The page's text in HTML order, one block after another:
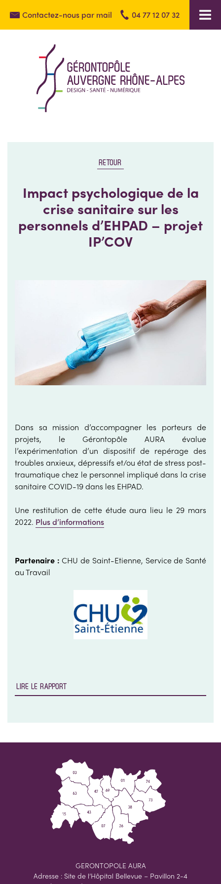
Contactez-nous par mail 04 77 12 07 32
RETOUR
Impact psychologique de la
crise sanitaire sur les
personnels d’EHPAD – projet
IP’COV
Dans sa mission d’accompagner les porteurs de
projets, le Gérontopôle AURA évalue
l’expérimentation d’un dispositif de repérage des
troubles anxieux, dépressifs et/ou état de stress post-
traumatique chez le personnel impliqué dans la crise
sanitaire COVID-19 dans les EHPAD.
Une restitution de cette étude aura lieu le 29 mars
2022. Plus d’informations
Partenaire : CHU de Saint-Etienne, Service de Santé
au Travail
LIRE LE RAPPORT
GERONTOPOLE AURA
Adresse : Site de l’Hôpital Bellevue – Pavillon 2-4